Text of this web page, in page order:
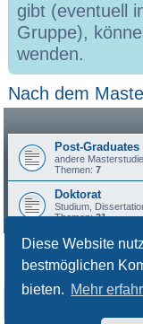
Diese Website
bestmöglichen
bieten. Mehr
gibt (eventuell
Gruppe),
wenden.
Nach dem
Post-Graduates
andere
Themen:7
Doktorat
Studium,
Themen:31